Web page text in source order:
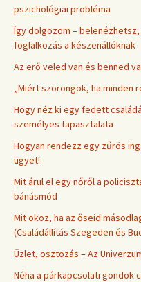
pszichológiai probléma
Így dolgozom –
foglalkozás a készenállóknak
Az erő veled van és benned
„Miért szorongok, ha minden
Hogy néz ki egy fedett
személyes tapasztalata
Hogyan rendezz egy zűrös
ügyet!
Mit árul el egy nőről a
bánásmód
Mit okoz, ha az őseid
(Családállítás Szegeden és
Üzlet, osztozás – Az
Néha a párkapcsolati gondok